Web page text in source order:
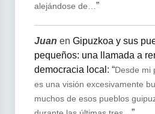
alejándose de…”
Juan en Gipuzkoa y sus
pequeños: una llamada a
democracia local : “Desde mi
es una visión excesivamente
muchos de esos pueblos